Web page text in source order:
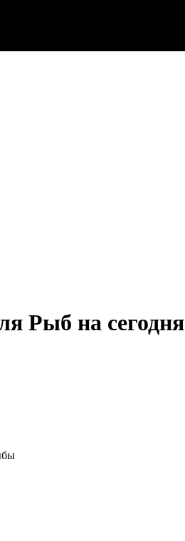
Рыб на сегодня